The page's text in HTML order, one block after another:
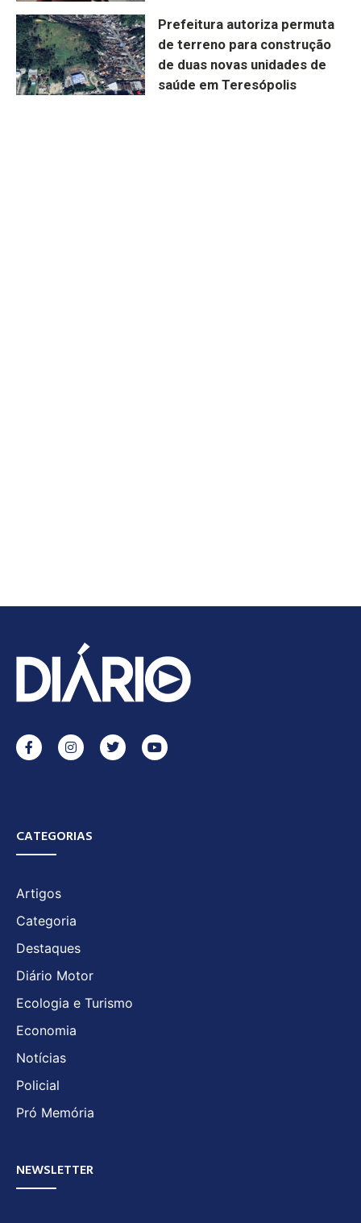
Prefeitura autoriza permuta
de terreno para construção
de duas novas unidades de
saúde em Teresópolis
CATEGORIAS
Artigos
Categoria
Destaques
Diário Motor
Ecologia e Turismo
Economia
Notícias
Policial
Pró Memória
NEWSLETTER